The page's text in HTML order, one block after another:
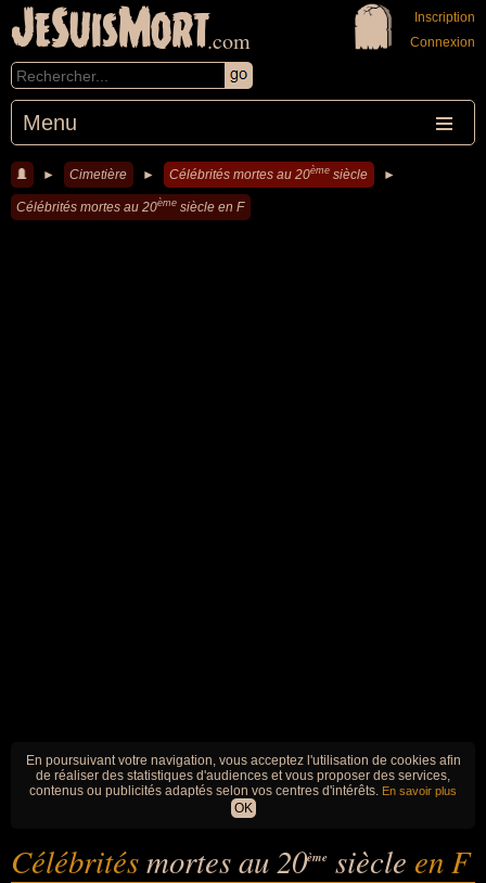
JeSuisMort.com
Menu
Inscription
Connexion
► Cimetière ► Célébrités mortes au 20ème siècle ►
Célébrités mortes au 20ème siècle en F
En poursuivant votre navigation, vous acceptez l'utilisation de cookies afin
de réaliser des statistiques d'audiences et vous proposer des services,
contenus ou publicités adaptés selon vos centres d'intérêts. En savoir plus
OK
Célébritésmortes au 20ème siècle en F